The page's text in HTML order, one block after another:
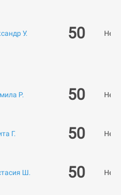
У. 50 Нет
Р. 50 Нет
Г. 50 Нет
Ш. 50 Нет